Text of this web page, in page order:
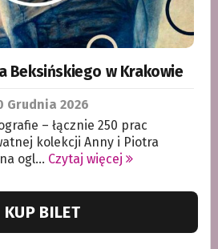
Beksińskiego w Krakowie
Grudnia 2026
– łącznie 250 prac
kolekcji Anny i Piotra
ogl... Czytaj więcej
KUP BILET